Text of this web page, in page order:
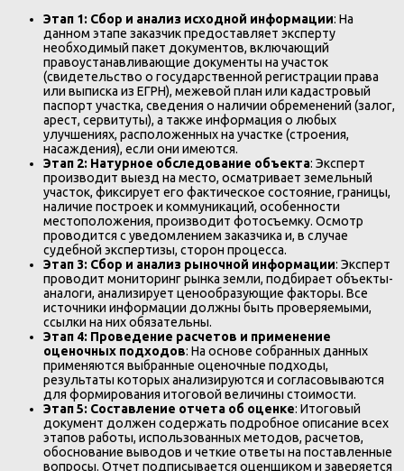
Этап 1: Сбор и анализ исходной информации: На
данном этапе заказчик предоставляет эксперту
необходимый пакет документов, включающий
правоустанавливающие документы на участок
(свидетельство о государственной регистрации права
или выписка из ЕГРН), межевой план или кадастровый
паспорт участка, сведения о наличии обременений (залог,
арест, сервитуты), а также информация о любых
улучшениях, расположенных на участке (строения,
насаждения), если они имеются.
Этап 2: Натурное обследование объекта: Эксперт
производит выезд на место, осматривает земельный
участок, фиксирует его фактическое состояние, границы,
наличие построек и коммуникаций, особенности
местоположения, производит фотосъемку. Осмотр
проводится с уведомлением заказчика и, в случае
судебной экспертизы, сторон процесса.
Этап 3: Сбор и анализ рыночной информации: Эксперт
проводит мониторинг рынка земли, подбирает объекты-
аналоги, анализирует ценообразующие факторы. Все
источники информации должны быть проверяемыми,
ссылки на них обязательны.
Этап 4: Проведение расчетов и применение
оценочных подходов: На основе собранных данных
применяются выбранные оценочные подходы,
результаты которых анализируются и согласовываются
для формирования итоговой величины стоимости.
Этап 5: Составление отчета об оценке: Итоговый
документ должен содержать подробное описание всех
этапов работы, использованных методов, расчетов,
обоснование выводов и четкие ответы на поставленные
вопросы. Отчет подписывается оценщиком и заверяется